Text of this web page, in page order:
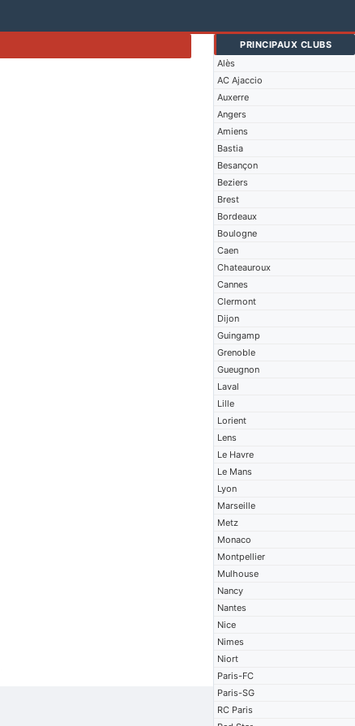
PRINCIPAUX CLUBS
Alès
AC Ajaccio
Auxerre
Angers
Amiens
Bastia
Besançon
Beziers
Brest
Bordeaux
Boulogne
Caen
Chateauroux
Cannes
Clermont
Dijon
Guingamp
Grenoble
Gueugnon
Laval
Lille
Lorient
Lens
Le Havre
Le Mans
Lyon
Marseille
Metz
Monaco
Montpellier
Mulhouse
Nancy
Nantes
Nice
Nimes
Niort
Paris-FC
Paris-SG
RC Paris